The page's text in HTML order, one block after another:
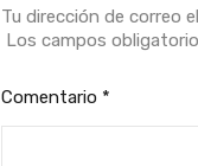
Tu dirección de correo
Los campos
Comentario *